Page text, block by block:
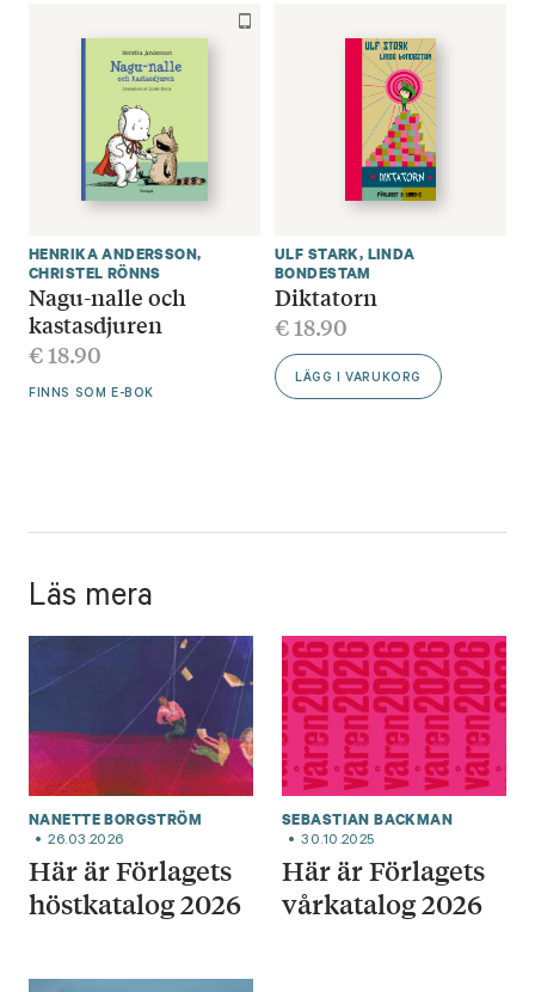
HENRIKA ANDERSSON,
CHRISTEL RÖNNS
Nagu-nalle och
kastasdjuren
€18.90
FINNS SOM E-BOK
ULF STARK, LINDA
BONDESTAM
Diktatorn
€18.90
LÄGG I VARUKORG
Läs mera
NANETTE BORGSTRÖM
26.03.2026
Här är Förlagets
höstkatalog 2026
SEBASTIAN BACKMAN
30.10.2025
Här är Förlagets
vårkatalog 2026